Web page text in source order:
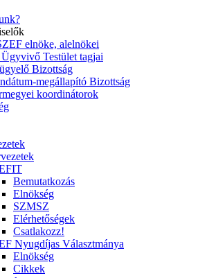
elnöke, alelnökei
Testület tagjai
Bizottság
megállapító Bizottság
koordinátorok
Bemutatkozás
Elnökség
SZMSZ
Elérhetőségek
Csatlakozz!
Nyugdíjas Választmánya
Elnökség
Cikkek